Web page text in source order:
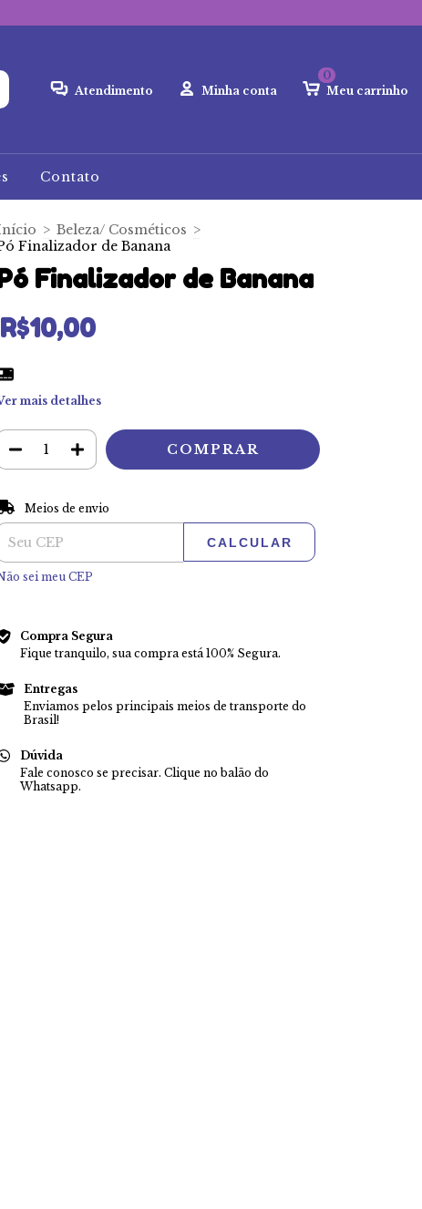
Atendimento Minha conta Meu carrinho
0
Contato
> Beleza/ Cosméticos >
Finalizador de Banana
Finalizador de Banana
R$10,00
mais detalhes
para o CEP:
Meios de envio
CALCULAR
sei meu CEP
Compra Segura
Fique tranquilo, sua compra está 100% Segura.
Entregas
Enviamos pelos principais meios de transporte do
Brasil!
Dúvida
Fale conosco se precisar. Clique no balão do
Whatsapp.